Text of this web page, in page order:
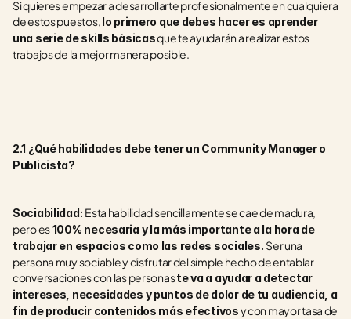
Si quieres empezar a desarrollarte profesionalmente en cualquiera
de estos puestos, lo primero que debes hacer es aprender
una serie de skills básicas que te ayudarán a realizar estos
trabajos de la mejor manera posible.
2.1 ¿Qué habilidades debe tener un Community Manager o
Publicista?
Sociabilidad: Esta habilidad sencillamente se cae de madura,
pero es 100% necesaria y la más importante a la hora de
trabajar en espacios como las redes sociales. Ser una
persona muy sociable y disfrutar del simple hecho de entablar
conversaciones con las personas te va a ayudar a detectar
intereses, necesidades y puntos de dolor de tu audiencia, a
fin de producir contenidos más efectivos y con mayor tasa de